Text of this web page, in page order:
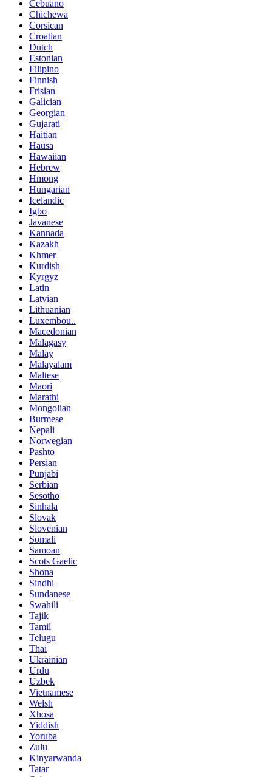
Cebuano
Chichewa
Corsican
Croatian
Dutch
Estonian
Filipino
Finnish
Frisian
Galician
Georgian
Gujarati
Haitian
Hausa
Hawaiian
Hebrew
Hmong
Hungarian
Icelandic
Igbo
Javanese
Kannada
Kazakh
Khmer
Kurdish
Kyrgyz
Latin
Latvian
Lithuanian
Luxembou..
Macedonian
Malagasy
Malay
Malayalam
Maltese
Maori
Marathi
Mongolian
Burmese
Nepali
Norwegian
Pashto
Persian
Punjabi
Serbian
Sesotho
Sinhala
Slovak
Slovenian
Somali
Samoan
Scots Gaelic
Shona
Sindhi
Sundanese
Swahili
Tajik
Tamil
Telugu
Thai
Ukrainian
Urdu
Uzbek
Vietnamese
Welsh
Xhosa
Yiddish
Yoruba
Zulu
Kinyarwanda
Tatar